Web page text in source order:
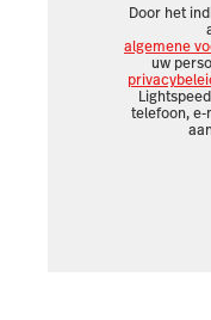
Door het
algemene
uw
telefoon, e-